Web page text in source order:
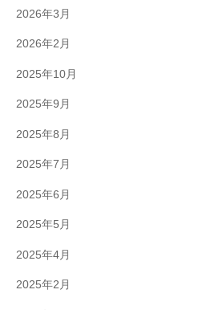
2026年3月
2026年2月
2025年10月
2025年9月
2025年8月
2025年7月
2025年6月
2025年5月
2025年4月
2025年2月